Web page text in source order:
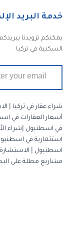
خدمة البريد
يمكنكم تزويدنا
السكنية في تركيا
شراء عقار في تركيا
أسعار العقارات في
في اسطنبول
شراء
استثمارية في
اسطنبول
الاستشارة
مشاريع مطلة على